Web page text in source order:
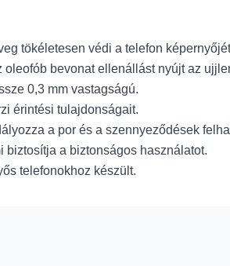
tökéletesen védi a telefon
oleofób bevonat ellenállást nyújt az
0,3 mm vastagságú.
érintési tulajdonságait.
a por és a szennyeződések
biztosítja a biztonságos használatot.
telefonokhoz készült.